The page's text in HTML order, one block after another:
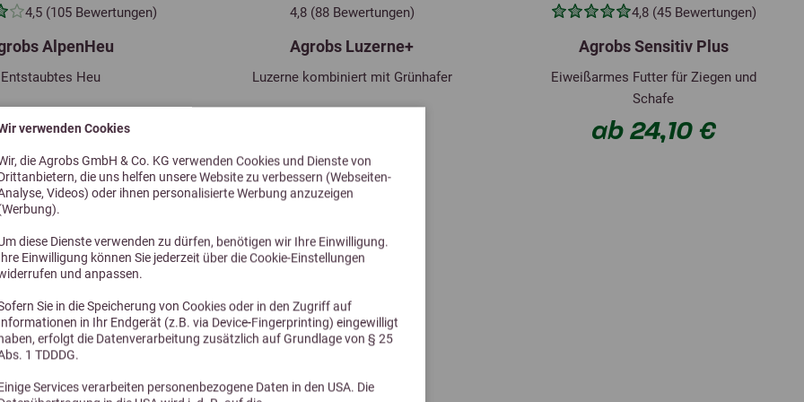
verwenden Cookies
die Agrobs GmbH & Co. KG verwenden Cookies und Dienste von
die uns helfen unsere Website zu verbessern (Webseiten-
Videos) oder ihnen personalisierte Werbung anzuzeigen
diese Dienste verwenden zu dürfen, benötigen wir Ihre Einwilligung.
Einwilligung können Sie jederzeit über die Cookie-Einstellungen
und anpassen.
Sie in die Speicherung von Cookies oder in den Zugriff auf
in Ihr Endgerät (z.B. via Device-Fingerprinting) eingewilligt
erfolgt die Datenverarbeitung zusätzlich auf Grundlage von § 25
1 TDDDG.
Services verarbeiten personenbezogene Daten in den USA. Die
4,5 (105 Bewertungen)
AlpenHeu
Entstaubtes Heu
17,50 €
4,8 (88 Bewertungen)
Agrobs Luzerne+
Luzerne kombiniert mit Grünhafer
4,8 (45 Bewertungen)
Agrobs Sensitiv Plus
Eiweißarmes Futter für Ziegen und
Schafe
ab 24,10 €